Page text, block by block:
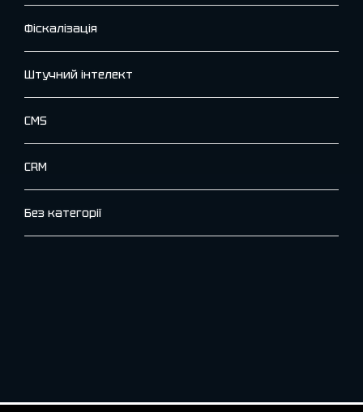
Фіскалізація
Штучний інтелект
CMS
CRM
Без категорії